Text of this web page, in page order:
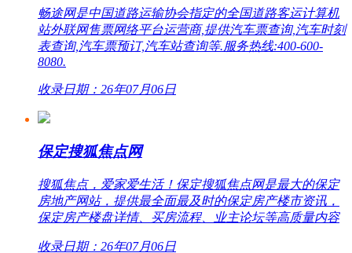
畅途网是中国道路运输协会指定的全国道路客运计算机
站外联网售票网络平台运营商,提供汽车票查询,汽车时刻
表查询,汽车票预订,汽车站查询等.服务热线:400-600-
8080.
收录日期：26年07月06日
保定搜狐焦点网
搜狐焦点，爱家爱生活！保定搜狐焦点网是最大的保定
房地产网站，提供最全面最及时的保定房产楼市资讯，
保定房产楼盘详情、买房流程、业主论坛等高质量内容
收录日期：26年07月06日